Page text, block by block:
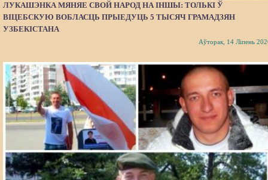
ЛУКАШЭНКА МЯНЯЕ СВОЙ НАРОД НА ІНШЫ: ТОЛЬКІ Ў
ВІЦЕБСКУЮ ВОБЛАСЦЬ ПРЫЕДУЦЬ 5 ТЫСЯЧ ГРАМАДЗЯН
УЗБЕКІСТАНА
Аўторак, 14 Ліпень